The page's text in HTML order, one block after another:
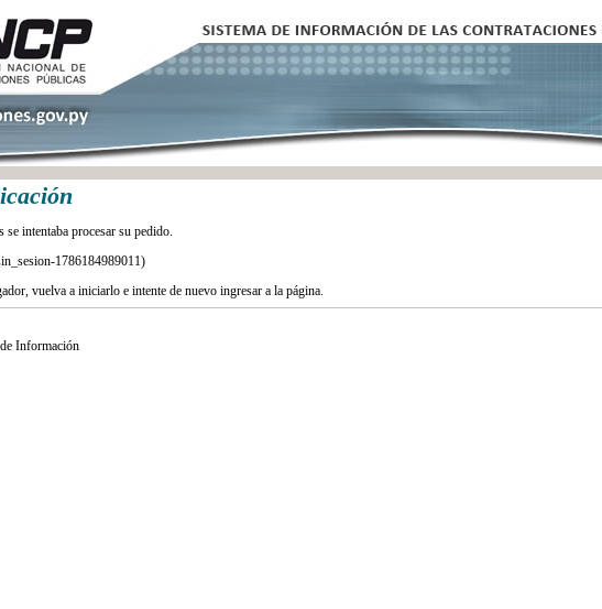
intentaba procesar su pedido.
1786184989011)
vuelva a iniciarlo e intente de nuevo ingresar a la página.
Información